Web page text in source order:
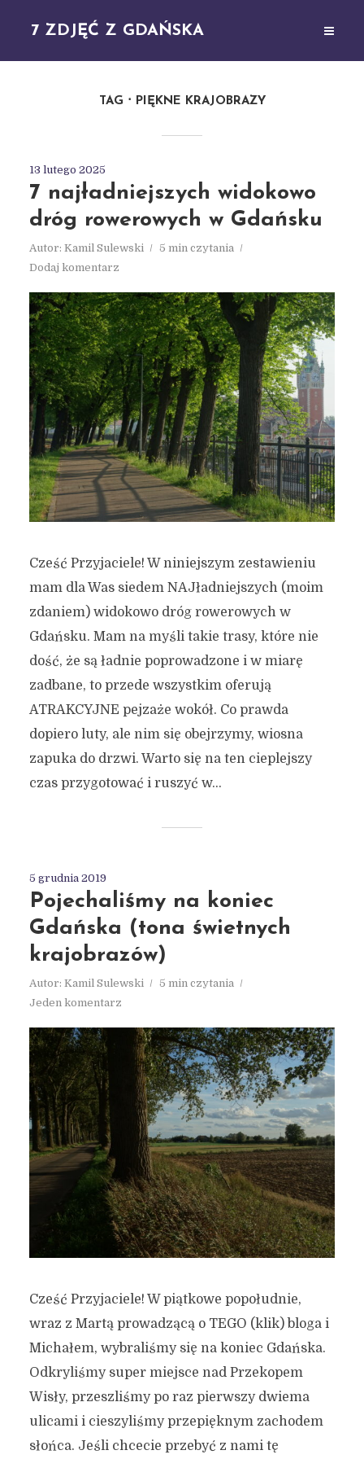
7 ZDJĘĆ Z GDAŃSKA
TAG PIĘKNE KRAJOBRAZY
13 lutego 2025
7 najładniejszych widokowo
dróg rowerowych w Gdańsku
Autor: Kamil Sulewski
5 min czytania
Dodaj komentarz
Cześć Przyjaciele! W niniejszym zestawieniu
mam dla Was siedem NAJładniejszych (moim
zdaniem) widokowo dróg rowerowych w
Gdańsku. Mam na myśli takie trasy, które nie
dość, że są ładnie poprowadzone i w miarę
zadbane, to przede wszystkim oferują
ATRAKCYJNE pejzaże wokół. Co prawda
dopiero luty, ale nim się obejrzymy, wiosna
zapuka do drzwi. Warto się na ten cieplejszy
czas przygotować i ruszyć w...
5 grudnia 2019
Pojechaliśmy na koniec
Gdańska (tona świetnych
krajobrazów)
Autor: Kamil Sulewski
5 min czytania
Jeden komentarz
Cześć Przyjaciele! W piątkowe popołudnie,
wraz z Martą prowadzącą o TEGO (klik) bloga i
Michałem, wybraliśmy się na koniec Gdańska.
Odkryliśmy super miejsce nad Przekopem
Wisły, przeszliśmy po raz pierwszy dwiema
ulicami i cieszyliśmy przepięknym zachodem
słońca. Jeśli chcecie przebyć z nami tę